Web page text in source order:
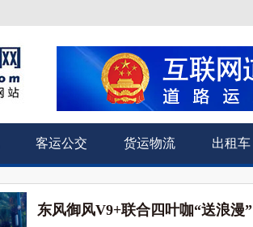
客运公交 货运物流 出租车
东风御风V9+联合四叶咖“送浪漫”